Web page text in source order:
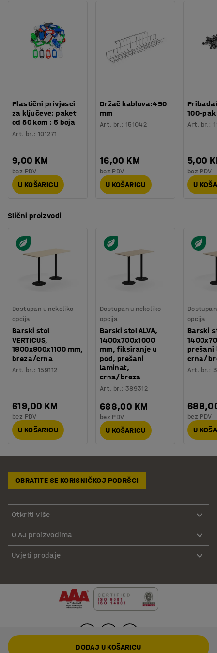
Plastični privjesci
za ključeve: paket
od 50 kom : 5 boja
Art. br.:101271
9,00 KM
bez PDV
U KOŠARICU
Držač kablova:490
mm
Art. br.: 151042
16,00 KM
bez PDV
U KOŠARICU
100-pak
Art. br.:
5,00
bez PDV
U
Slični proizvodi
Dostupan u nekoliko
opcija
Barski stol
VERTICUS,
1800x800x1100 mm,
breza/crna
Art. br.:159112
619,00 KM
bez PDV
U KOŠARICU
Dostupan u nekoliko
opcija
Barski stol ALVA,
1400x700x1000
mm, fiksiranje u
pod, prešani
laminat,
crna/breza
Art. br.: 389312
688,00 KM
bez PDV
U KOŠARICU
opcija
Barski
prešani
crna/
Art. br.:
bez PDV
U
OBRATITE SE KORISNIČKOJ PODRŠCI
Otkriti više
O AJ proizvodima
Uvjeti prodaje
DODAJ U KOŠARICU